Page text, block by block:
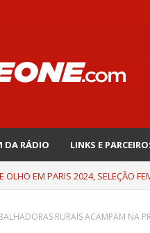
DA RÁDIO LINKS E
OLHO EM PARIS 2024, SELEÇÃO
RURAIS ACAMPAM NA